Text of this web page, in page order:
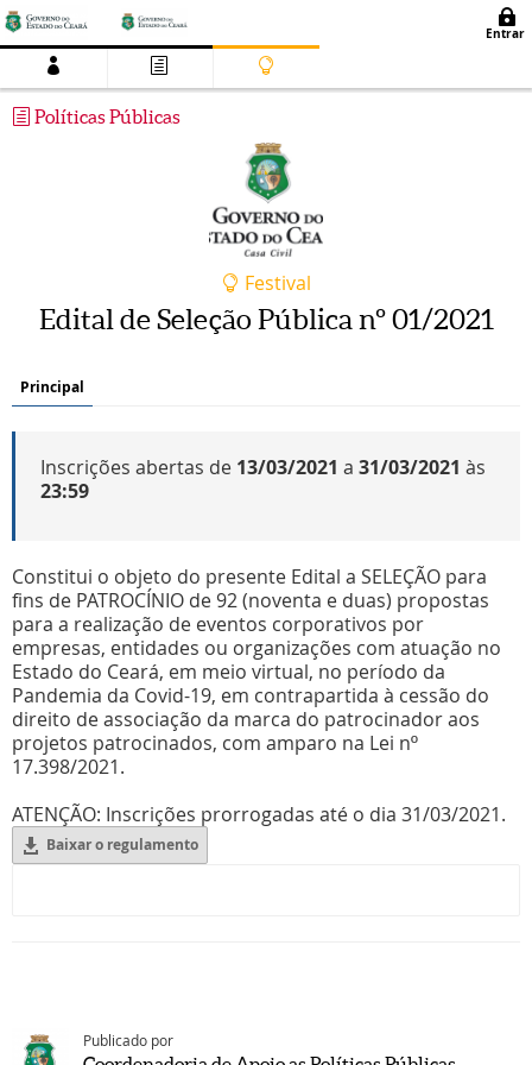
Políticas Públicas
Festival
Edital de Seleção Pública nº 01/2021
Principal
Inscrições abertas de 13/03/2021 a31/03/2021 às
23:59
Constitui o objeto do presente Edital a SELEÇÃO para
fins de PATROCÍNIO de 92 (noventa e duas) propostas
para a realização de eventos corporativos por
empresas, entidades ou organizações com atuação no
Estado do Ceará, em meio virtual, no período da
Pandemia da Covid-19, em contrapartida à cessão do
direito de associação da marca do patrocinador aos
projetos patrocinados, com amparo na Lei nº
17.398/2021.
ATENÇÃO: Inscrições prorrogadas até o dia 31/03/2021.
Baixar o regulamento
Publicado por